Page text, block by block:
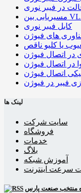
در فیبر نوری
کابل فیبر نوری
های فیوژن
یا کلیو ناقص
در اتصال فیوژن
در اتصال فیوژن
اتصال فیوژن
فیبر در فیوژن
لینک ها
سایت شرکت
فروشگاه
خدمات
بلاگ
آموزش شبکه
سرعت اینترنت
منتخب صنعت پارس